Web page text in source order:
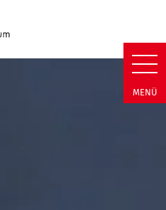
|
MENÜ